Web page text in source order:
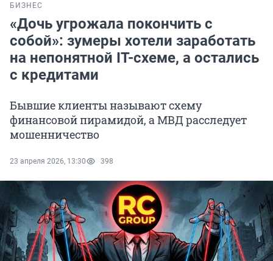
БИЗНЕС
«Дочь угрожала покончить с
собой»: зумеры хотели заработать
на непонятной IT-схеме, а остались
с кредитами
Бывшие клиенты называют схему
финансовой пирамидой, а МВД расследует
мошенничество
23 апреля 2026, 13:30 398